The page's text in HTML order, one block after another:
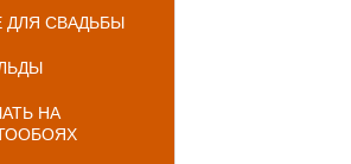
ДЛЯ СВАДЬБЫ
НА